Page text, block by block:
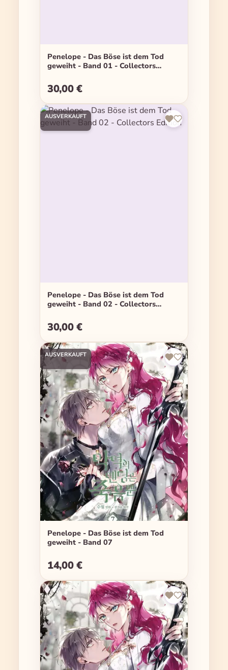
Penelope - Das Böse ist dem Tod
geweiht - Band 01 - Collectors
Regulärer Preis:
30,00 €
AUSVERKAUFT
Penelope - Das Böse ist dem Tod
geweiht - Band 02 - Collectors
Regulärer Preis:
30,00 €
AUSVERKAUFT
Penelope - Das Böse ist dem Tod
geweiht - Band 07
Regulärer Preis:
14,00 €